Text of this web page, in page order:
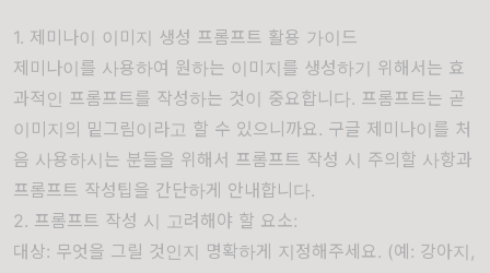
1. 제미나이 이미지 생성 프롬프트 활용 가이드
제미나이를 사용하여 원하는 이미지를 생성하기 위해서는 효
과적인 프롬프트를 작성하는 것이 중요합니다. 프롬프트는 곧
이미지의 밑그림이라고 할 수 있으니까요. 구글 제미나이를 처
음 사용하시는 분들을 위해서 프롬프트 작성 시 주의할 사항과
프롬프트 작성팁을 간단하게 안내합니다.
2. 프롬프트 작성 시 고려해야 할 요소:
대상: 무엇을 그릴 것인지 명확하게 지정해주세요. (예: 강아지,